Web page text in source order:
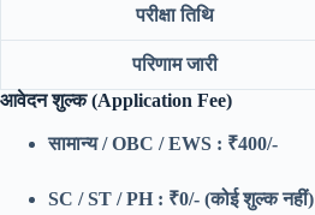
परीक्षा तिथि
परिणाम जारी
आवेदन शुल्क (Application Fee)
सामान्य / OBC / EWS : ₹400/-
SC / ST / PH : ₹0/- (कोई शुल्क नहीं)